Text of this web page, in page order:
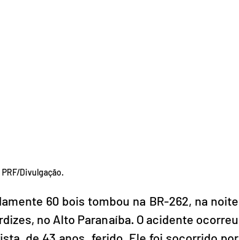
Divulgação.
60 bois tombou na BR-262, na noite
no Alto Paranaíba. O acidente ocorreu